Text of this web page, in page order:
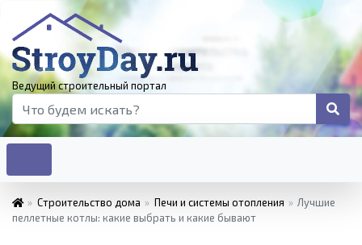
Ведущий строительный портал
» Строительство дома » Печи и системы отопления » Лучшие
пеллетные котлы: какие выбрать и какие бывают